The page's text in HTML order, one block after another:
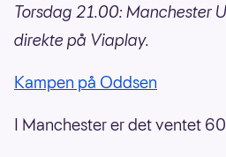
Torsdag 21.00: Manchester
direkte på Viaplay.
Kampen på Oddsen
I Manchester er det ventet